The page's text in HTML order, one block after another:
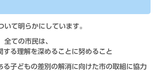
いて明らかにしています。
全ての市民は、
する理解を深めることに努めること
る子どもの差別の解消に向けた市の取組に協力